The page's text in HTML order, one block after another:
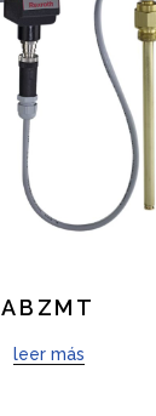
ABZMT
leer más